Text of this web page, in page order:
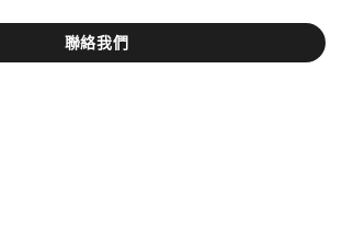
聯絡我們